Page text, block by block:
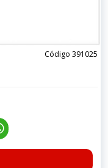
Código 391025